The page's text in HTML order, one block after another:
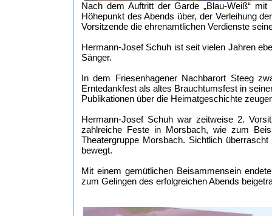
Nach dem Auftritt der Garde „Blau-Weiß“
Höhepunkt des Abends über, der Verleihung
Vorsitzende die ehrenamtlichen Verdienste
Hermann-Josef Schuh ist seit vielen Jahren
Sänger.
In dem Friesenhagener Nachbarort Steeg
Erntedankfest als altes Brauchtumsfest in
Publikationen über die Heimatgeschichte
Hermann-Josef Schuh war zeitweise 2.
zahlreiche Feste in Morsbach, wie zum
Theatergruppe Morsbach. Sichtlich
bewegt.
Mit einem gemütlichen Beisammensein
zum Gelingen des erfolgreichen Abends